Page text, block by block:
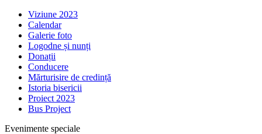
Viziune 2023
Calendar
Galerie foto
Logodne și nunți
Donații
Conducere
Mărturisire de credință
Istoria bisericii
Proiect 2023
Bus Project
Evenimente speciale